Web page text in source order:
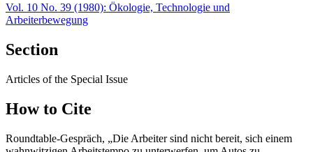
Vol. 10 No. 39 (1980): Ökologie, Technologie und
Arbeiterbewegung
Section
Articles of the Special Issue
How to Cite
Roundtable-Gespräch, „Die Arbeiter sind nicht bereit, sich einem